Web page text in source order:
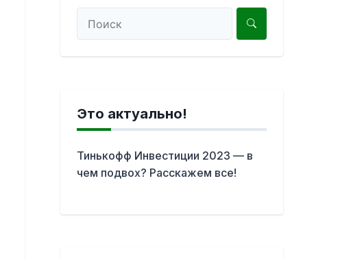
Это актуально!
Тинькофф Инвестиции 2023 — в
чем подвох? Расскажем все!